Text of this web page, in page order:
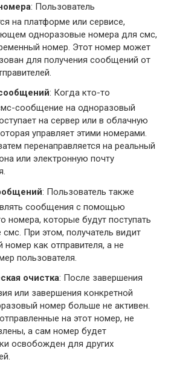
: Пользователь
на платформе или сервисе,
одноразовые номера для смс,
номер. Этот номер может
для получения сообщений от
: Когда кто-то
сообщение на одноразовый
на сервер или в облачную
управляет этими номерами.
перенаправляется на реальный
или электронную почту
: Пользователь также
сообщения с помощью
номера, которые будут поступать
При этом, получатель видит
как отправителя, а не
пользователя.
очистка: После завершения
или завершения конкретной
номер больше не активен.
на этот номер, не
а сам номер будет
освобожден для других